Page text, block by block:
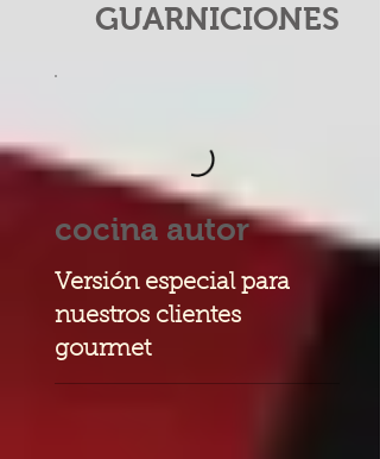
GUARNICIONES
cocina autor
Versión especial para
nuestros clientes
gourmet